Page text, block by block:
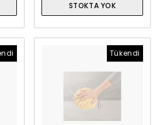
STOKTA YOK
Tükendi